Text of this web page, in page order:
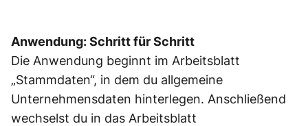
Anwendung: Schritt für Schritt
Die Anwendung beginnt im Arbeitsblatt
„Stammdaten“, in dem du allgemeine
Unternehmensdaten hinterlegen. Anschließend
wechselst du in das Arbeitsblatt